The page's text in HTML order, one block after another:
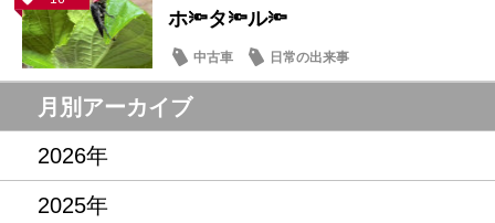
ホ🔦タ🔦ル🔦
中古車 日常の出来事
月別アーカイブ
2026年
2025年